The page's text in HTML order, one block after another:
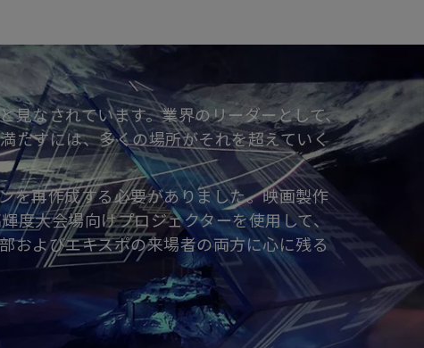
見なされています。業界のリーダーとして、
たすには、多くの場所がそれを超えていく
を再作成する必要がありました。映画製作
大会場向けプロジェクターを使用して、
およびエキスポの来場者の両方に心に残る